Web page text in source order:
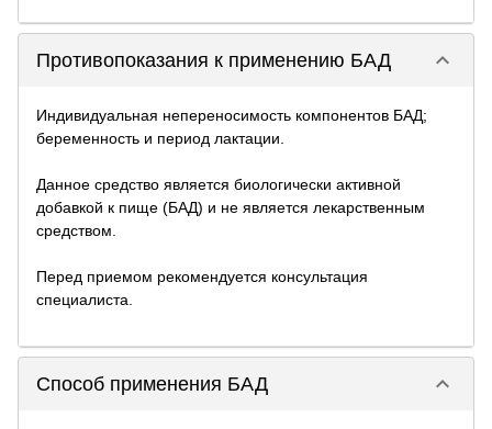
Противопоказания к применению БАД keyboard_arrow_down
Индивидуальная непереносимость компонентов БАД;
беременность и период лактации.
Данное средство является биологически активной
добавкой к пище (БАД) и не является лекарственным
средством.
Перед приемом рекомендуется консультация
специалиста.
Способ применения БАД keyboard_arrow_down